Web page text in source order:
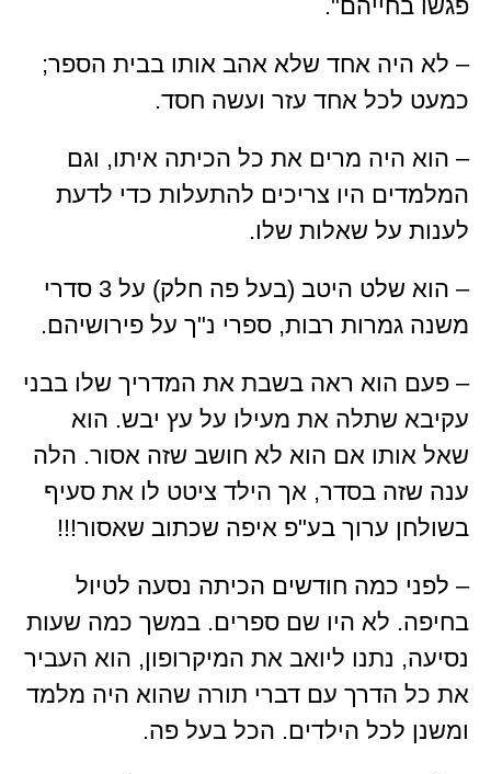
פגשו בחייהם".
– לא היה אחד שלא אהב אותו בבית הספר;
כמעט לכל אחד עזר ועשה חסד.
– הוא היה מרים את כל הכיתה איתו, וגם
המלמדים היו צריכים להתעלות כדי לדעת
לענות על שאלות שלו.
– הוא שלט היטב (בעל פה חלק) על 3 סדרי
משנה גמרות רבות, ספרי נ"ך על פירושיהם.
– פעם הוא ראה בשבת את המדריך שלו בבני
עקיבא שתלה את מעילו על עץ יבש. הוא
שאל אותו אם הוא לא חושב שזה אסור. הלה
ענה שזה בסדר, אך הילד ציטט לו את סעיף
בשולחן ערוך בע"פ איפה שכתוב שאסור!!!
– לפני כמה חודשים הכיתה נסעה לטיול
בחיפה. לא היו שם ספרים. במשך כמה שעות
נסיעה, נתנו ליואב את המיקרופון, הוא העביר
את כל הדרך עם דברי תורה שהוא היה מלמד
ומשנן לכל הילדים. הכל בעל פה.